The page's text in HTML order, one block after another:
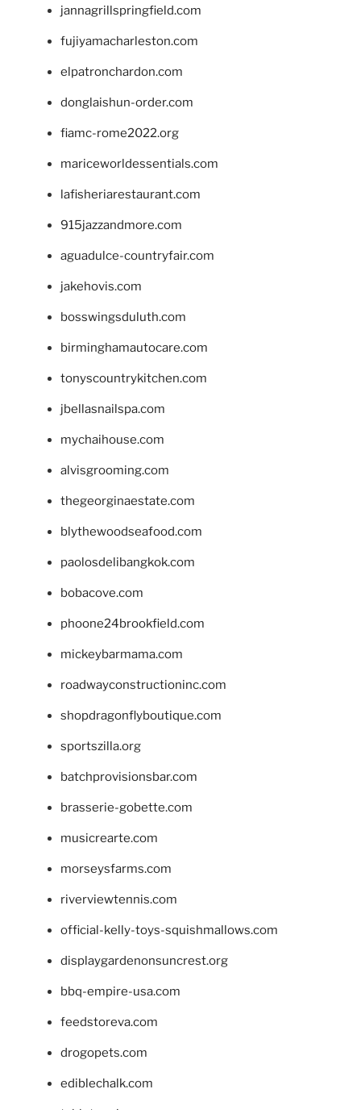
jannagrillspringfield.com
fujiyamacharleston.com
elpatronchardon.com
donglaishun-order.com
fiamc-rome2022.org
mariceworldessentials.com
lafisheriarestaurant.com
915jazzandmore.com
aguadulce-countryfair.com
jakehovis.com
bosswingsduluth.com
birminghamautocare.com
tonyscountrykitchen.com
jbellasnailspa.com
mychaihouse.com
alvisgrooming.com
thegeorginaestate.com
blythewoodseafood.com
paolosdelibangkok.com
bobacove.com
phoone24brookfield.com
mickeybarmama.com
roadwayconstructioninc.com
shopdragonflyboutique.com
sportszilla.org
batchprovisionsbar.com
brasserie-gobette.com
musicrearte.com
morseysfarms.com
riverviewtennis.com
official-kelly-toys-squishmallows.com
displaygardenonsuncrest.org
bbq-empire-usa.com
feedstoreva.com
drogopets.com
ediblechalk.com